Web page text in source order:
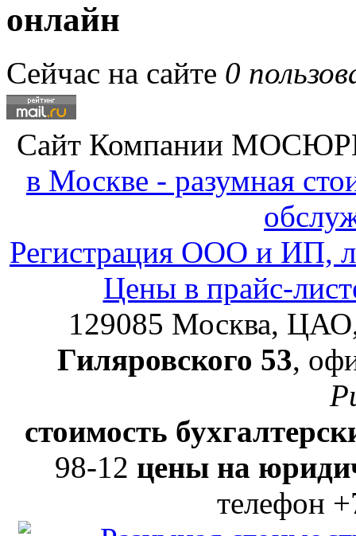
онлайн
Сейчас на сайте 0
Сайт Компании
в Москве - разумная
Регистрация ООО и ИП,
Цены в прайс-
129085 Москва,
Гиляровского 53,
стоимость
98-12 цены на
телефон